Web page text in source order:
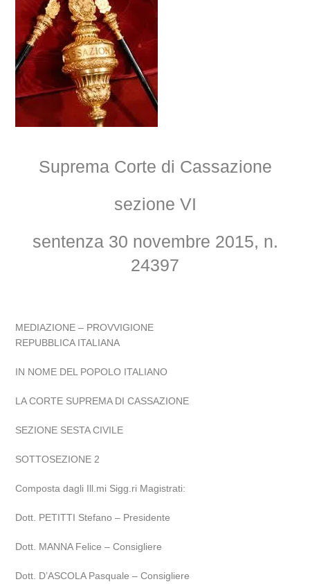
Suprema Corte di Cassazione
sezione VI
sentenza 30 novembre 2015, n.
24397
MEDIAZIONE – PROVVIGIONE
REPUBBLICA ITALIANA
IN NOME DEL POPOLO ITALIANO
LA CORTE SUPREMA DI CASSAZIONE
SEZIONE SESTA CIVILE
SOTTOSEZIONE 2
Composta dagli Ill.mi Sigg.ri Magistrati:
Dott. PETITTI Stefano – Presidente
Dott. MANNA Felice – Consigliere
Dott. D’ASCOLA Pasquale – Consigliere